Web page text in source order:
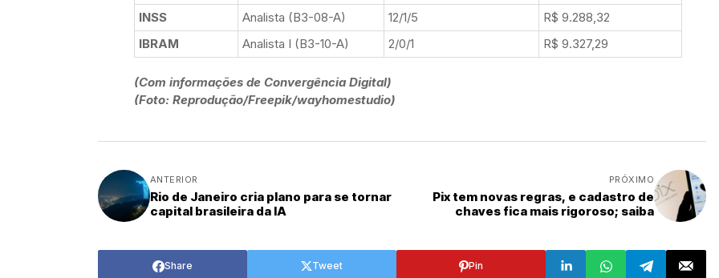
INSS
Analista (B3-08-A) 12/1/5
R$ 9.288,32
IBRAM
Analista I (B3-10-A) 2/0/1 R$ 9.327,29
(Com informações de Convergência Digital)
(Foto: Reprodução/Freepik/wayhomestudio)
ANTERIOR
Rio de Janeiro cria plano para se tornar
capital brasileira da IA
PRÓXIMO
Pix tem novas regras, e cadastro de
chaves fica mais rigoroso; saiba
Share Tweet Pin